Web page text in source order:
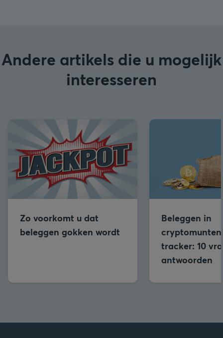
Andere artikels die u mogelijk
interesseren
Zo voorkomt u dat
beleggen gokken wordt
Beleggen in
tracker: 10
antwoorden